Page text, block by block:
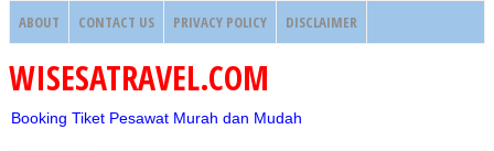
ABOUT CONTACT US PRIVACY POLICY DISCLAIMER
WISESATRAVEL.COM
Booking Tiket Pesawat Murah dan Mudah